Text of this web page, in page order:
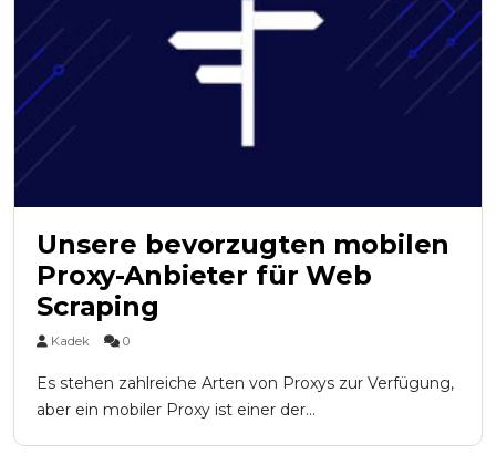
Unsere bevorzugten mobilen
Proxy-Anbieter für Web
Scraping
Kadek 0
Es stehen zahlreiche Arten von Proxys zur Verfügung,
aber ein mobiler Proxy ist einer der...